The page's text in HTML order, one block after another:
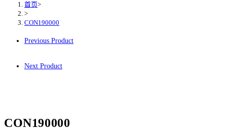
首页>
>
CON190000
Previous Product
Next Product
CON190000